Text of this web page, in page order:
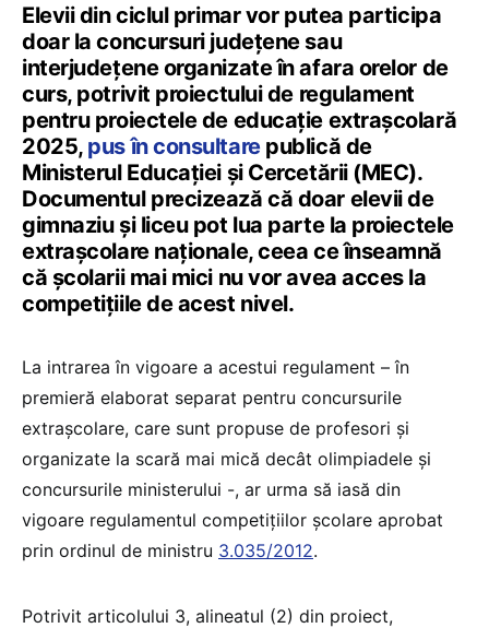
Elevii din ciclul primar vor putea participa
doar la concursuri județene sau
interjudețene organizate în afara orelor de
curs, potrivit proiectului de regulament
pentru proiectele de educație extrașcolară
2025, pus în consultarepublică de
Ministerul Educației și Cercetării (MEC).
Documentul precizează că doar elevii de
gimnaziu și liceu pot lua parte la proiectele
extrașcolare naționale, ceea ce înseamnă
că școlarii mai mici nu vor avea acces la
competițiile de acest nivel.
La intrarea în vigoare a acestui regulament – în
premieră elaborat separat pentru concursurile
extrașcolare, care sunt propuse de profesori și
organizate la scară mai mică decât olimpiadele și
concursurile ministerului -, ar urma să iasă din
vigoare regulamentul competițiilor școlare aprobat
prin ordinul de ministru 3.035/2012.
Potrivit articolului 3, alineatul (2) din proiect,